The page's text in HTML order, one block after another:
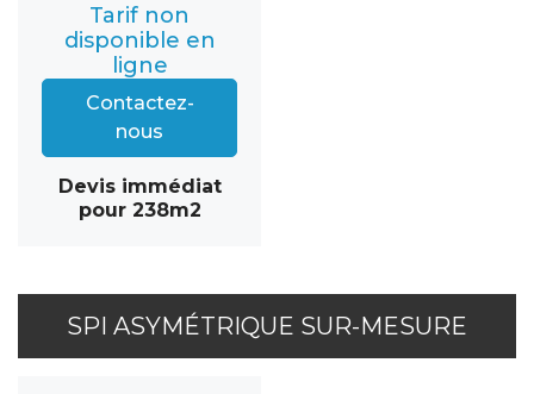
Tarif non
disponible en
ligne
Contactez-
nous
Devis immédiat
pour 238m2
SPI ASYMÉTRIQUE SUR-MESURE